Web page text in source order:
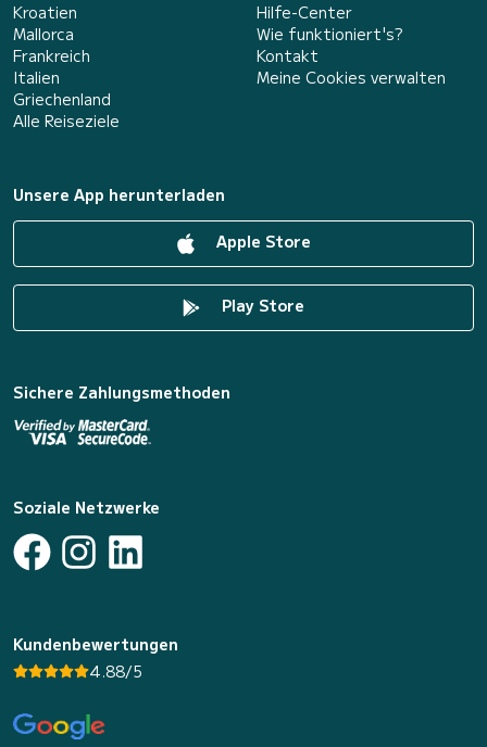
Kroatien
Mallorca
Frankreich
Italien
Griechenland
Alle Reiseziele
Hilfe-Center
Wie funktioniert's?
Kontakt
Meine Cookies verwalten
Unsere App herunterladen
Apple Store
Play Store
Sichere Zahlungsmethoden
Soziale Netzwerke
Kundenbewertungen
4.88/5